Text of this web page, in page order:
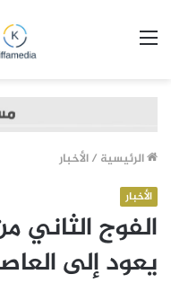
الرئيسية /الأخبار
الأخبار
الفوج الثاني
يعود إلى